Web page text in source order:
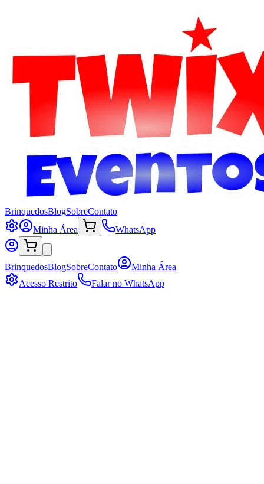
BrinquedosBlogSobreContato
Minha Área
WhatsApp
BrinquedosBlogSobreContato
Minha Área
Acesso Restrito
Falar no WhatsApp